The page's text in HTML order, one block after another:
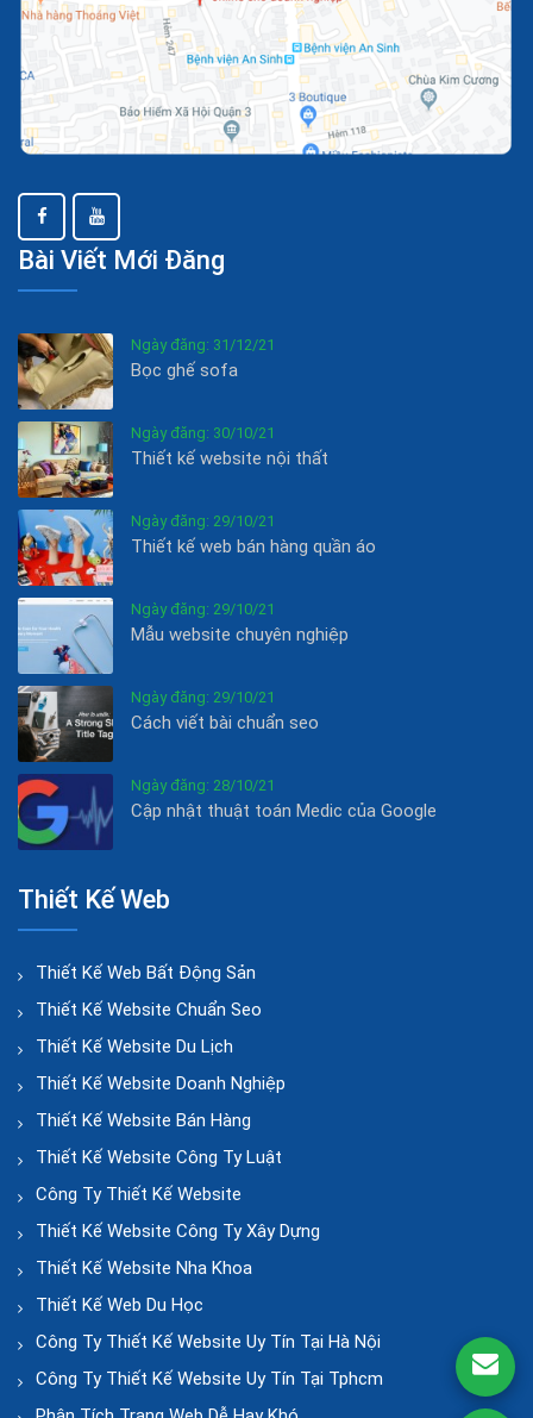
Bài Viết Mới Đăng
Ngày đăng: 31/12/21
Bọc ghế sofa
Ngày đăng: 30/10/21
Thiết kế website nội thất
Ngày đăng: 29/10/21
Thiết kế web bán hàng quần áo
Ngày đăng: 29/10/21
Mẫu website chuyên nghiệp
Ngày đăng: 29/10/21
Cách viết bài chuẩn seo
Ngày đăng: 28/10/21
Cập nhật thuật toán Medic của Google
Thiết Kế Web
Thiết Kế Web Bất Động Sản
Thiết Kế Website Chuẩn Seo
Thiết Kế Website Du Lịch
Thiết Kế Website Doanh Nghiệp
Thiết Kế Website Bán Hàng
Thiết Kế Website Công Ty Luật
Công Ty Thiết Kế Website
Thiết Kế Website Công Ty Xây Dựng
Thiết Kế Website Nha Khoa
Thiết Kế Web Du Học
Công Ty Thiết Kế Website Uy Tín Tại Hà Nội
Công Ty Thiết Kế Website Uy Tín Tại Tphcm